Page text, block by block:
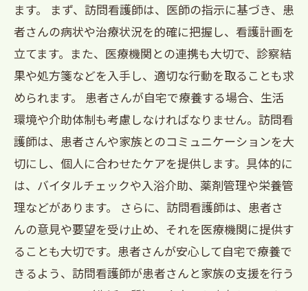
ます。 まず、訪問看護師は、医師の指示に基づき、患
者さんの病状や治療状況を的確に把握し、看護計画を
立てます。また、医療機関との連携も大切で、診察結
果や処方箋などを入手し、適切な行動を取ることも求
められます。 患者さんが自宅で療養する場合、生活
環境や介助体制も考慮しなければなりません。訪問看
護師は、患者さんや家族とのコミュニケーションを大
切にし、個人に合わせたケアを提供します。具体的に
は、バイタルチェックや入浴介助、薬剤管理や栄養管
理などがあります。 さらに、訪問看護師は、患者さ
んの意見や要望を受け止め、それを医療機関に提供す
ることも大切です。患者さんが安心して自宅で療養で
きるよう、訪問看護師が患者さんと家族の支援を行う